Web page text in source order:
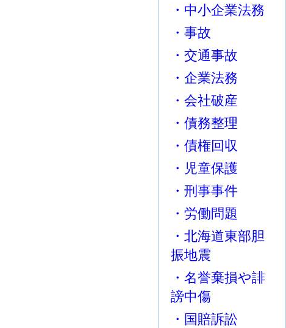
・中小企業法務
・事故
・交通事故
・企業法務
・会社破産
・債務整理
・債権回収
・児童保護
・刑事事件
・労働問題
・北海道東部胆
振地震
・名誉棄損や誹
謗中傷
・国賠訴訟